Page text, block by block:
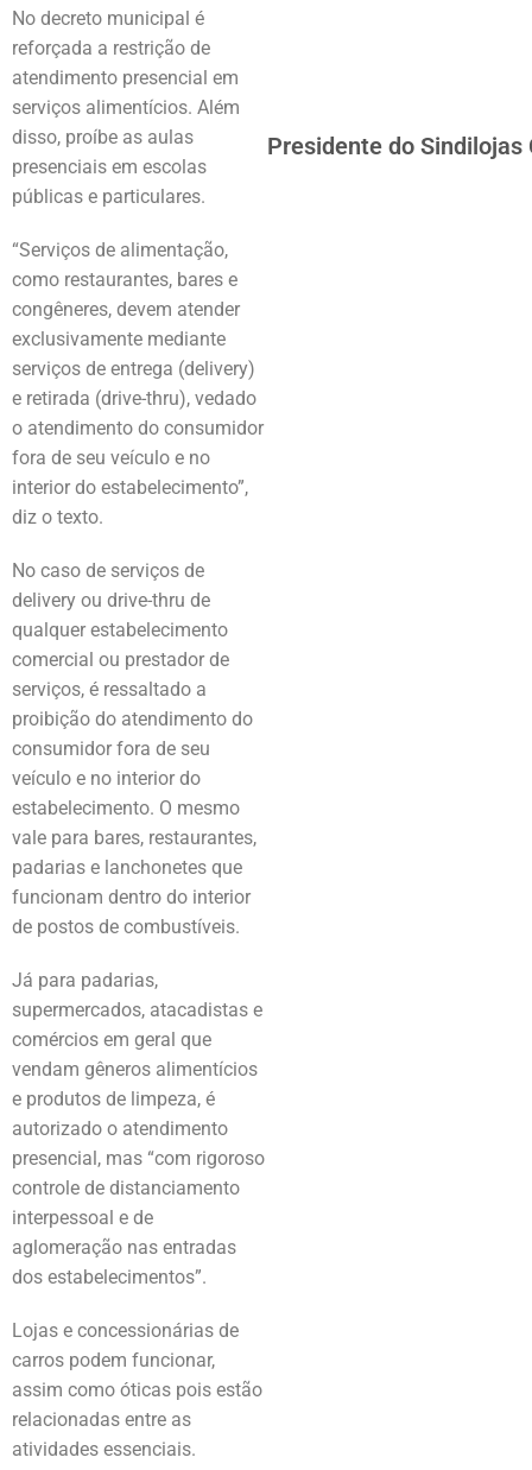
No decreto municipal é
reforçada a restrição de
atendimento presencial em
serviços alimentícios. Além
disso, proíbe as aulas
presenciais em escolas
públicas e particulares.
“Serviços de alimentação,
como restaurantes, bares e
congêneres, devem atender
exclusivamente mediante
serviços de entrega (delivery)
e retirada (drive-thru), vedado
o atendimento do consumidor
fora de seu veículo e no
interior do estabelecimento”,
diz o texto.
No caso de serviços de
delivery ou drive-thru de
qualquer estabelecimento
comercial ou prestador de
serviços, é ressaltado a
proibição do atendimento do
consumidor fora de seu
veículo e no interior do
estabelecimento. O mesmo
vale para bares, restaurantes,
padarias e lanchonetes que
funcionam dentro do interior
de postos de combustíveis.
Já para padarias,
supermercados, atacadistas e
comércios em geral que
vendam gêneros alimentícios
e produtos de limpeza, é
autorizado o atendimento
presencial, mas “com rigoroso
controle de distanciamento
interpessoal e de
aglomeração nas entradas
dos estabelecimentos”.
Lojas e concessionárias de
carros podem funcionar,
assim como óticas pois estão
relacionadas entre as
atividades essenciais.
Presidente do